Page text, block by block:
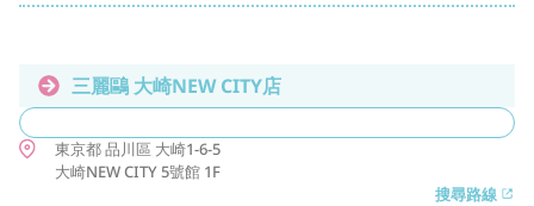
三麗鷗 大崎NEW CITY店
東京都品川區 大崎1-6-5
大崎NEW CITY 5號館 1F
搜尋路線